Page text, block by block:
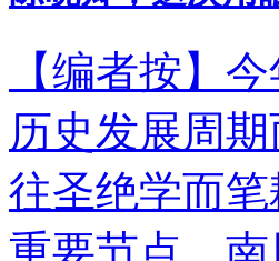
【编者按】
历史发展周
往圣绝学而
重要节点，